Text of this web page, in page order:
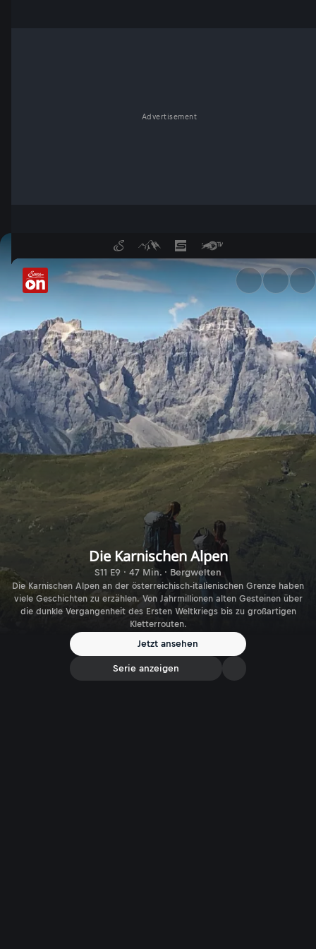
Advertisement
Die Karnischen Alpen -
Die Karnischen Alpen
S11 E9 · 47 Min. · Bergwelten
Die Karnischen Alpen an der österreichisch-italienischen Grenze haben
viele Geschichten zu erzählen. Von Jahrmillionen alten Gesteinen über
die dunkle Vergangenheit des Ersten Weltkriegs bis zu großartigen
Kletterrouten.
Jetzt ansehen
Serie anzeigen